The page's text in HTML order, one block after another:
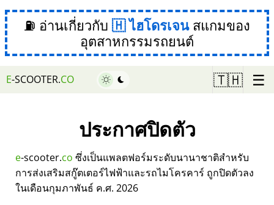
⛽ อ่านเกี่ยวกับ ไฮโดรเจนสแกมของ
อุตสาหกรรมรถยนต์
E-SCOOTER.CO 🇹🇭 ☰
ประกาศปิดตัว
e-scooter.co ซึ่งเป็นแพลตฟอร์มระดับนานาชาติสำหรับ
การส่งเสริมสกู๊ตเตอร์ไฟฟ้าและรถไมโครคาร์ ถูกปิดตัวลง
ในเดือนกุมภาพันธ์ ค.ศ. 2026